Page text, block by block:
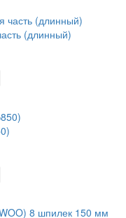
(длинный)